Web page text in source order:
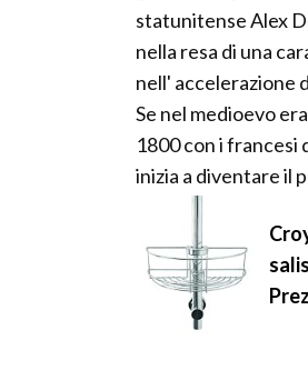
statunitense Alex
nella resa di una
nell' accelerazione
Se nel medioevo
1800 con i francesi
inizia a diventare il